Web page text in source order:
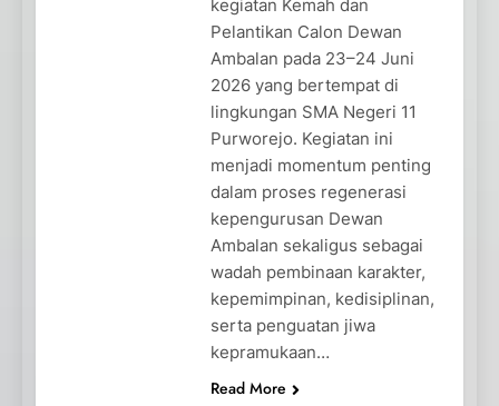
kegiatan Kemah dan
Pelantikan Calon Dewan
Ambalan pada 23–24 Juni
2026 yang bertempat di
lingkungan SMA Negeri 11
Purworejo. Kegiatan ini
menjadi momentum penting
dalam proses regenerasi
kepengurusan Dewan
Ambalan sekaligus sebagai
wadah pembinaan karakter,
kepemimpinan, kedisiplinan,
serta penguatan jiwa
kepramukaan…
Read More